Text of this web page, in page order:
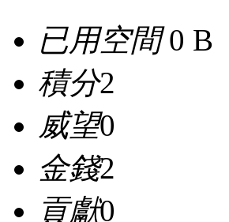
已用空間0 B
積分2
威望0
金錢2
貢獻0